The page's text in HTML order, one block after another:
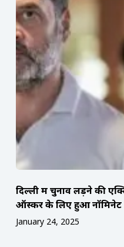
दिल्ली में चुनाव लड़ने की
ऑस्कर के लिए हुआ नॉमिनेट
January 24, 2025